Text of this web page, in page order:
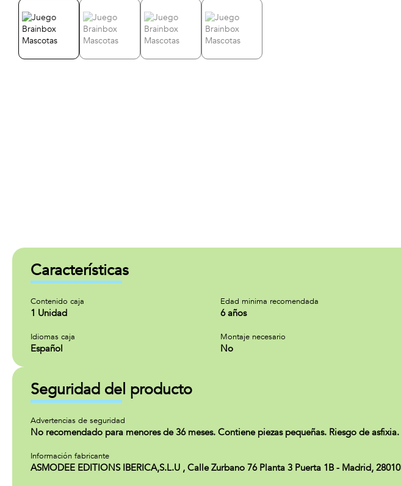
Características
Contenido caja
1 Unidad
Edad minima recomendada
6 años
Idiomas caja
Español
Montaje necesario
No
Seguridad del producto
Advertencias de seguridad
No recomendado para menores de 36 meses. Contiene piezas pequeñas. Riesgo de asfixia.
Información fabricante
ASMODEE EDITIONS IBERICA,S.L.U , Calle Zurbano 76 Planta 3 Puerta 1B - Madrid,